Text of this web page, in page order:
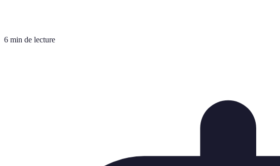
6 min de lecture